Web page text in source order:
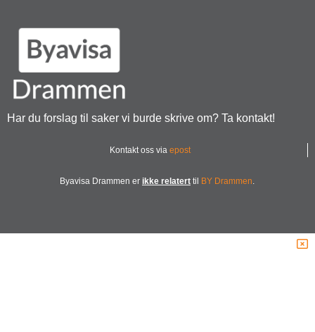
Har du forslag til saker vi burde skrive om? Ta kontakt!
Kontakt oss via epost
Byavisa Drammen er ikke relatert til BY Drammen.